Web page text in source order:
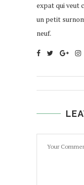
expat qui veut
un petit
neuf.